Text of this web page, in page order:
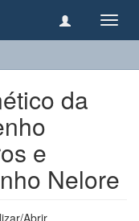
da
e
Nelore
Abrir